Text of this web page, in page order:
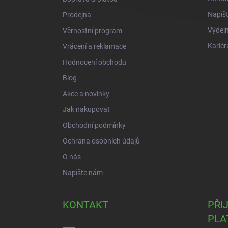
Prodejna
Věrnostní program
Vrácení a reklamace
Hodnocení obchodu
Blog
Akce a novinky
Jak nakupovat
Obchodní podmínky
Ochrana osobních údajů
O nás
Napište nám
KONTAKT